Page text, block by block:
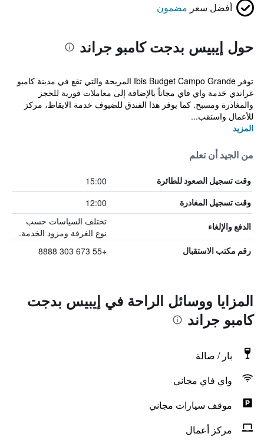
أفضل سعر مضمون
حول إيبيس بدجت كامبو جراند
توفر Ibis Budget Campo Grande المريحة والتي تقع في مدينة كامبو
غراندي خدمة واي فاي مجاناً بالإضافة إلى معاملات فورية للحجز
والمغادرة ومسبح. كما يوفر هذا الفندق للضيوف خدمة الايقاظ، مركز
للأعمال واستقب...
المزيد
من الجيد أن تعلم
وقت تسجيل الصعود للطائرة 15:00
وقت تسجيل المغادرة 12:00
الدفع والإلغاء
تختلف السياسات حسب
نوع الغرفة ومزود الخدمة.
رقم مكتب الاستقبال +55 673 303 8888
المزايا ووسائل الراحة في إيبيس بدجت
كامبو جراند
بار / صالة
واي فاي مجاني
موقف سيارات مجاني
مركز أعمال